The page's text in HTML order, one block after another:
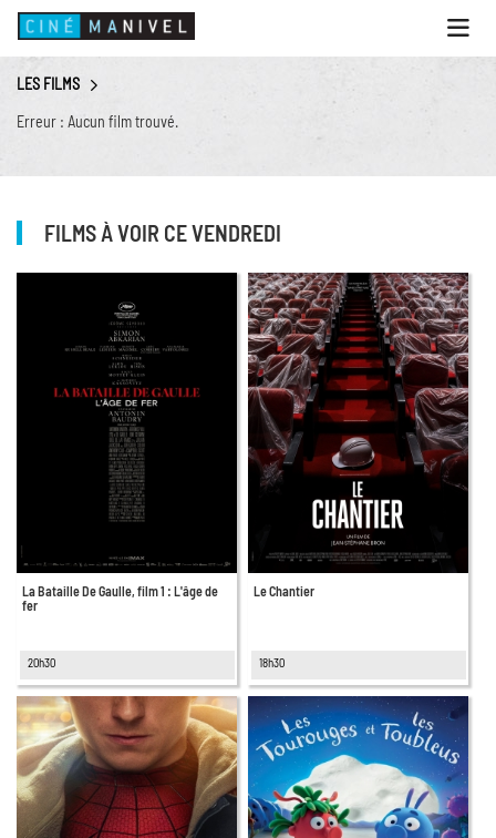
le
menu
ACCUEIL
PROGRAMME
ANIMATIONS
CINÉ CAFÉ | RESTAURANT
INFOS PRATIQUES
LES FILMS
Erreur : Aucun film trouvé.
FILMS À VOIR CE VENDREDI
La Bataille De Gaulle, film 1 : L'âge de
fer
20h30
Le Chantier
18h30